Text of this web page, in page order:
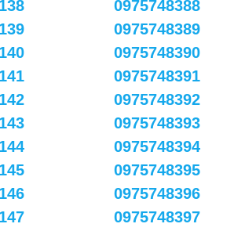
0975748388
0975748389
0975748390
0975748391
0975748392
0975748393
0975748394
0975748395
0975748396
0975748397